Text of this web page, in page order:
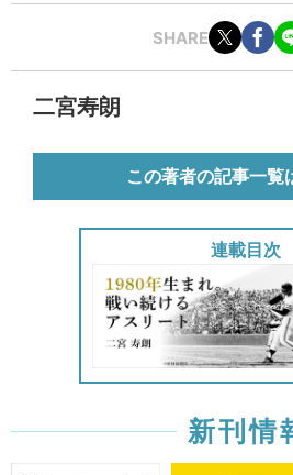
SHARE
二宮寿朗
この著者の記事一覧
連載目次
新刊情